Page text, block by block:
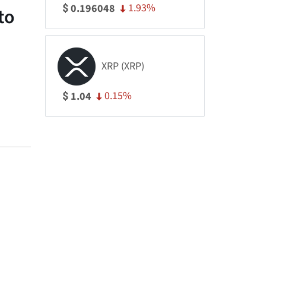
$0.196048 1.93%
XRP (XRP)
$ 1.04 0.15%